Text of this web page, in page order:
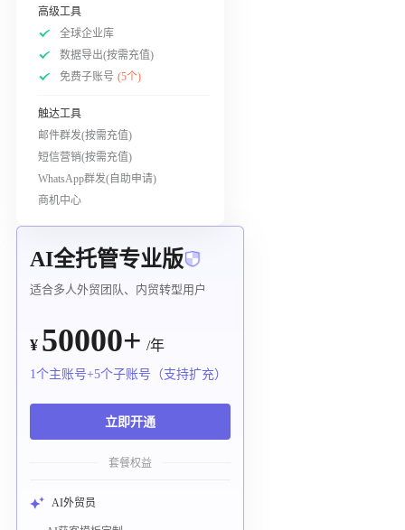
高级工具
全球企业库
数据导出(按需充值)
免费子账号 (5个)
触达工具
邮件群发(按需充值)
短信营销(按需充值)
WhatsApp群发(自助申请)
商机中心
AI全托管专业版
适合多人外贸团队、内贸转型用户
¥ 50000+ /年
1个主账号+5个子账号（支持扩充）
立即开通
套餐权益
AI外贸员